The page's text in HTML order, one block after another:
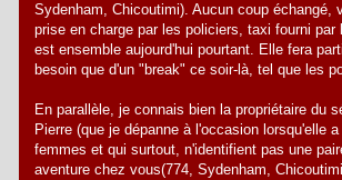
Sydenham, Chicoutimi). Aucun coup
prise en charge par les policiers, taxi fourni
est ensemble aujourd'hui pourtant. Elle fera
besoin que d'un "break" ce soir-là, tel que les
En parallèle, je connais bien la propriétaire du
Pierre (que je dépanne à l'occasion lorsqu'elle
femmes et qui surtout, n'identifient pas une
aventure chez vous(774, Sydenham,